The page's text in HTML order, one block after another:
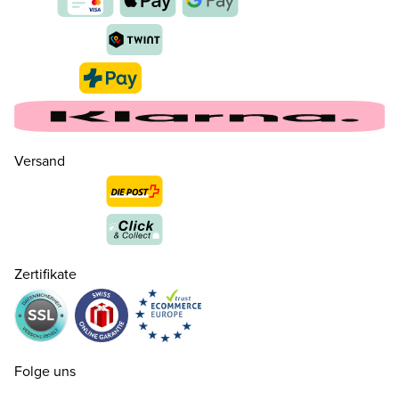
35 CHF 159.00
CHF 159.00
Versand
Zertifikate
Folge uns